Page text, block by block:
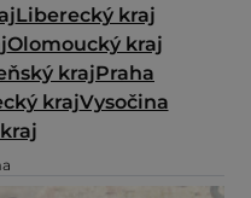
Liberecký kraj
Olomoucký kraj
krajPraha
krajVysočina